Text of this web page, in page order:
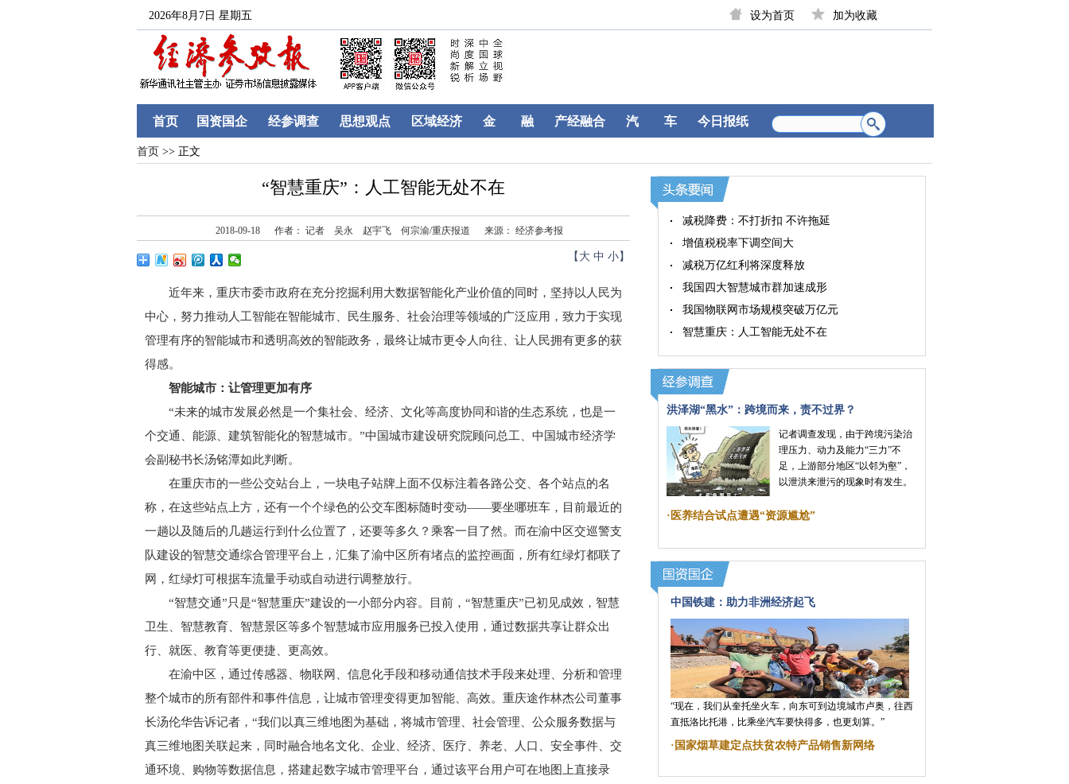
2026年8月7日 星期五 设为首页 加为收藏
首页 国资国企 经参调查 思想观点 区域经济 金 融 产经融合 汽 车 今日报纸
首页 >> 正文
“智慧重庆”：人工智能无处不在
2018-09-18 作者： 记者 吴永 赵宇飞 何宗渝/重庆报道 来源： 经济参考报
【 大 中 小】
近年来，重庆市委市政府在充分挖掘利用大数据智能化产业价值的同时，坚持以人民为
中心，努力推动人工智能在智能城市、民生服务、社会治理等领域的广泛应用，致力于实现
管理有序的智能城市和透明高效的智能政务，最终让城市更令人向往、让人民拥有更多的获
得感。
智能城市：让管理更加有序
“未来的城市发展必然是一个集社会、经济、文化等高度协同和谐的生态系统，也是一
个交通、能源、建筑智能化的智慧城市。”中国城市建设研究院顾问总工、中国城市经济学
会副秘书长汤铭潭如此判断。
在重庆市的一些公交站台上，一块电子站牌上面不仅标注着各路公交、各个站点的名
称，在这些站点上方，还有一个个绿色的公交车图标随时变动——要坐哪班车，目前最近的
一趟以及随后的几趟运行到什么位置了，还要等多久？乘客一目了然。而在渝中区交巡警支
队建设的智慧交通综合管理平台上，汇集了渝中区所有堵点的监控画面，所有红绿灯都联了
网，红绿灯可根据车流量手动或自动进行调整放行。
“智慧交通”只是“智慧重庆”建设的一小部分内容。目前，“智慧重庆”已初见成效，智慧
卫生、智慧教育、智慧景区等多个智慧城市应用服务已投入使用，通过数据共享让群众出
行、就医、教育等更便捷、更高效。
在渝中区，通过传感器、物联网、信息化手段和移动通信技术手段来处理、分析和管理
整个城市的所有部件和事件信息，让城市管理变得更加智能、高效。重庆途作林杰公司董事
长汤伦华告诉记者，“我们以真三维地图为基础，将城市管理、社会管理、公众服务数据与
真三维地图关联起来，同时融合地名文化、企业、经济、医疗、养老、人口、安全事件、交
通环境、购物等数据信息，搭建起数字城市管理平台，通过该平台用户可在地图上直接录
减税降费：不打折扣 不许拖延
增值税税率下调空间大
减税万亿红利将深度释放
我国四大智慧城市群加速成形
我国物联网市场规模突破万亿元
智慧重庆：人工智能无处不在
洪泽湖“黑水”：跨境而来，责不过界？
记者调查发现，由于跨境污染治
理压力、动力及能力“三力”不
足，上游部分地区“以邻为壑”，
以泄洪来泄污的现象时有发生。
· 医养结合试点遭遇“资源尴尬”
中国铁建：助力非洲经济起飞
“现在，我们从奎托坐火车，向东可到边境城市卢奥，往西
直抵洛比托港，比乘坐汽车要快得多，也更划算。”
· 国家烟草建定点扶贫农特产品销售新网络